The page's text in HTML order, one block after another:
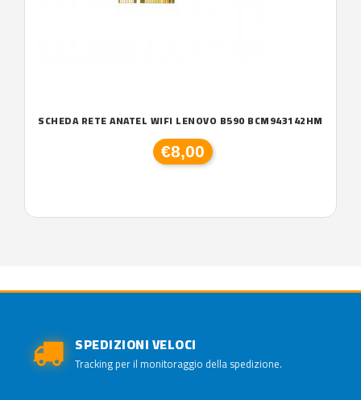
SCHEDA RETE ANATEL WIFI LENOVO B590 BCM943142HM
€8,00
SPEDIZIONI VELOCI
Tracking per il monitoraggio della spedizione.